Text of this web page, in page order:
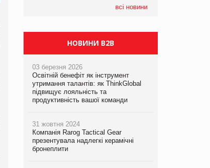
всі новини
Сергій Лісунов про заморожені
НОВИНИ B2B
03 березня 2026
Освітній бенефіт як інструмент
утримання талантів: як ThinkGlobal
підвищує лояльність та
продуктивність вашої команди
31 жовтня 2024
Компанія Rarog Tactical Gear
презентувала надлегкі керамічні
бронеплити